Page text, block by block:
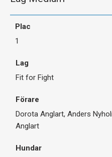
1
Fit for Fight
Dorota Anglart, Anders
Anglart